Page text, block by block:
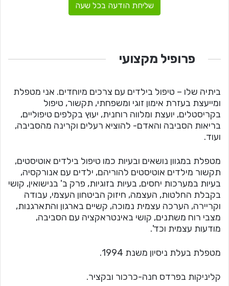
שליחת הודעה בכל שעה
פרופיל מקצועי
ביתיה שלו – טיפול בילדים עם צרכים מיוחדים. אני מטפלת
ומייעצת בעזרת אימון זוגי ומשפחתי, תקשור, טיפול
בקריסטלים, יועצת ומלווה רוחנית, יעוץ בקלפים טיפוליים,
בריאות הסביבה והאדם- להוציא רעלים וקרינה מהסביבה,
ועוד.
מטפלת במגוון נושאים ובעיות כמו טיפול בילדים אוטיסטים,
תקשור מילדים אוטיסטים להוריהם, ילדים עם אנורקסיה,
בעיות במערכות יחסים, בעיות בזוגיות, פרק ב' בנישואין, קושי
בקבלת החלטות, העצמה, חיזוק הביטחון העצמי, עבודה
וקריירה, הערכה עצמית נמוכה, קשיים בארגון והתארגנות,
מצבי רוח משתנים, קושי באינטראקציה עם הסביבה,
מודעות עצמית וכד'.
מטפלת בעלת ניסיון משנת 1994.
קליניקות בפרדס חנה-כרכור ובקציר.